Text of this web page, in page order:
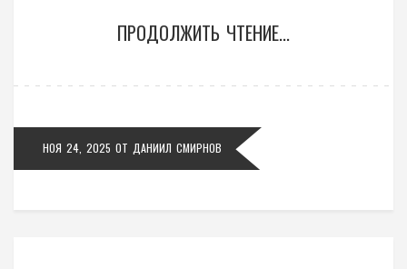
ПРОДОЛЖИТЬ ЧТЕНИЕ...
НОЯ 24, 2025 ОТ ДАНИИЛ СМИРНОВ